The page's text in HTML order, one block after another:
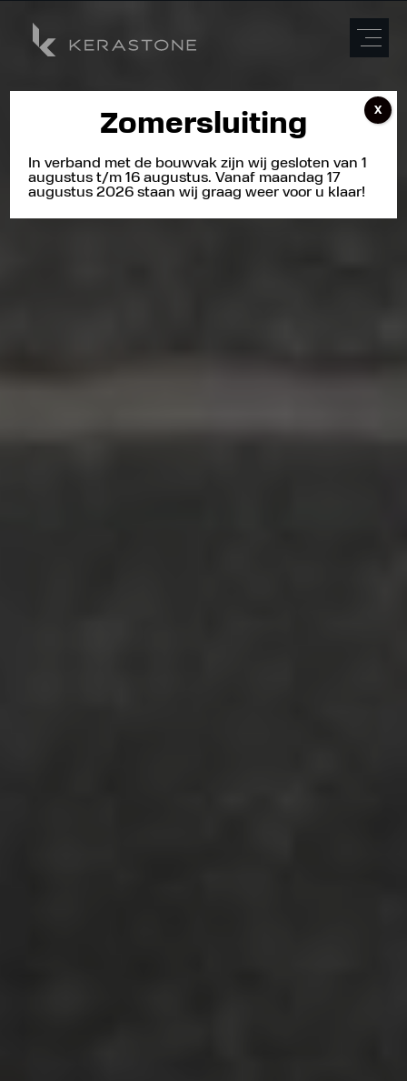
Zomersluiting
In verband met de bouwvak zijn wij gesloten van 1
augustus t/m 16 augustus. Vanaf maandag 17
augustus 2026 staan wij graag weer voor u klaar!
X